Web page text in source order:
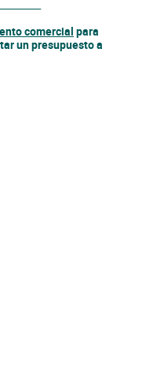
comercial para
un presupuesto a